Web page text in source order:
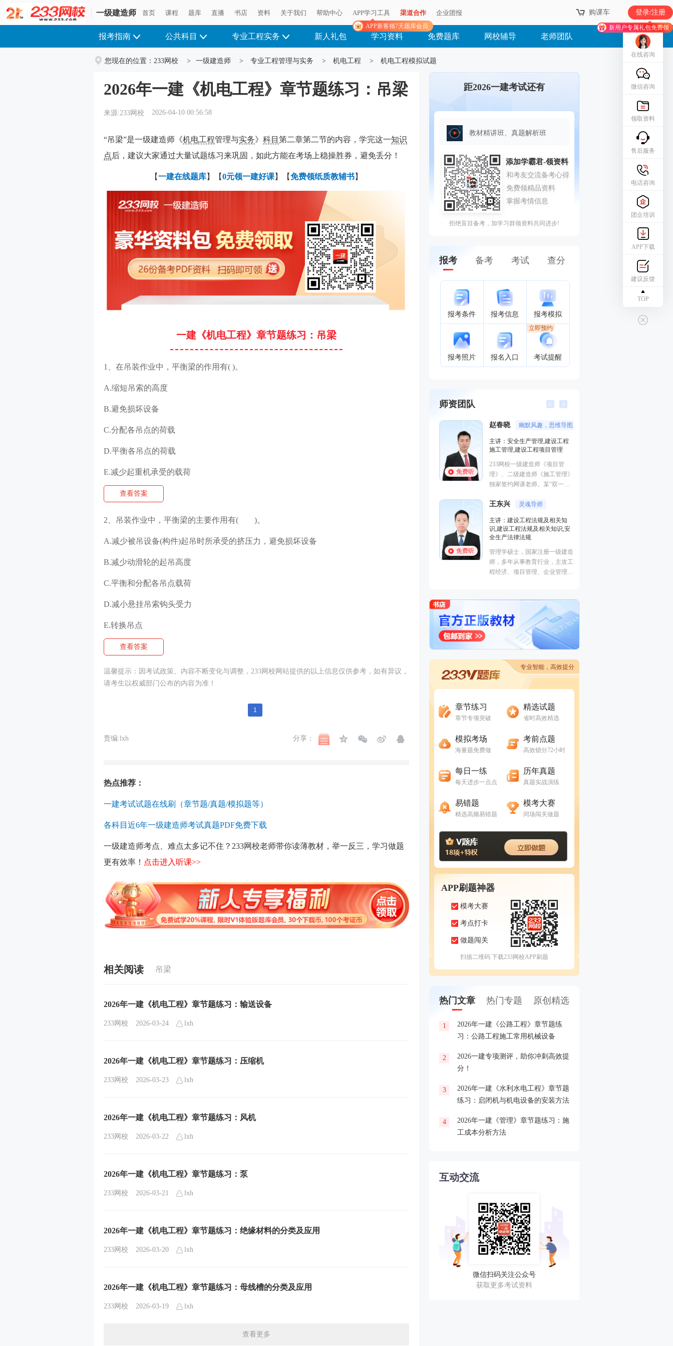
一级建造师 首页 课程 题库 直播 书店 资料 关于我们 帮助中心 APP学习工具
APP新客领7天题库会员
渠道合作 企业团报 购课车 登录/注册
新用户专属礼包免费领
报考指南 公共科目 专业工程实务 新人礼包 学习资料 免费题库 网校辅导 老师团队
您现在的位置： 233网校 > 一级建造师 > 专业工程管理与实务 > 机电工程 > 机电工程模拟试题
2026年一建《机电工程》章节题练习：吊梁
来源:233网校 2026-04-10 00:56:58
“吊梁”是一级建造师《机电工程管理与实务》 科目 第二章第二节的内容，学完这一知识
点后，建议大家通过大量试题练习来巩固，如此方能在考场上稳操胜券，避免丢分！
【一建在线题库】【0元领一建好课】【免费领纸质教辅书】
一建《机电工程》章节题练习：吊梁
1、在吊装作业中，平衡梁的作用有( )。
A.缩短吊索的高度
B.避免损坏设备
C.分配各吊点的荷载
D.平衡各吊点的荷载
E.减少起重机承受的载荷
查看答案
2、吊装作业中，平衡梁的主要作用有( )。
A.减少被吊设备(构件)起吊时所承受的挤压力，避免损坏设备
B.减少动滑轮的起吊高度
C.平衡和分配各吊点载荷
D.减小悬挂吊索钩头受力
E.转换吊点
查看答案
温馨提示：因考试政策、内容不断变化与调整，233网校网站提供的以上信息仅供参考，如有异议，
请考生以权威部门公布的内容为准！
1
责编:lxh 分享：
热点推荐：
一建考试试题在线刷（章节题/真题/模拟题等）
各科目近6年一级建造师考试真题PDF免费下载
一级建造师考点、难点太多记不住？233网校老师带你读薄教材，举一反三，学习做题
更有效率！ 点击进入听课>>
相关阅读 吊梁
2026年一建《机电工程》章节题练习：输送设备
233网校 2026-03-24 lxh
2026年一建《机电工程》章节题练习：压缩机
233网校 2026-03-23 lxh
2026年一建《机电工程》章节题练习：风机
233网校 2026-03-22 lxh
2026年一建《机电工程》章节题练习：泵
233网校 2026-03-21 lxh
2026年一建《机电工程》章节题练习：绝缘材料的分类及应用
233网校 2026-03-20 lxh
2026年一建《机电工程》章节题练习：母线槽的分类及应用
233网校 2026-03-19 lxh
查看更多
距2026一建考试还有
教材精讲班、真题解析班
拒绝盲目备考，加学习群领资料共同进步!
报考 备考 考试 查分
报考条件 报考信息 报考模拟
报考照片 报名入口 考试提醒
立即预约
师资团队
免费听
赵春晓 幽默风趣，思维导图总结精彩，考点层次分明。
主讲：安全生产管理,建设工程
施工管理,建设工程项目管理
233网校一级建造师《项目管
理》、二级建造师《施工管理》
独家签约网课老师。某“双一
国家一级注册建造师、造价师。
免费听
王东兴 灵魂导师
主讲：建设工程法规及相关知
识,建设工程法规及相关知识,安
全生产法律法规
管理学硕士，国家注册一级建造
师，多年从事教育行业，主攻工
程经济、项目管理、企业管理方
专业智能，高效提分
章节练习
章节专项突破
精选试题
省时高效精选
模拟考场
海量题免费做
考前点题
高效锁分72小时
每日一练
每天进步一点点
历年真题
真题实战演练
易错题
精选高频易错题
模考大赛
同场闯关做题
APP刷题神器
模考大赛
考点打卡
做题闯关
扫描二维码 下载233网校APP刷题
热门文章 热门专题 原创精选
1
2026年一建《公路工程》章节题练
习：公路工程施工常用机械设备
2
2026一建专项测评，助你冲刺高效提
分！
3
2026年一建《水利水电工程》章节题
练习：启闭机与机电设备的安装方法
4
2026年一建《管理》章节题练习：施
工成本分析方法
互动交流
微信扫码关注公众号
获取更多考试资料
在线咨询
微信咨询
领取资料
售后服务
电话咨询
团企培训
APP下载
建议反馈
TOP